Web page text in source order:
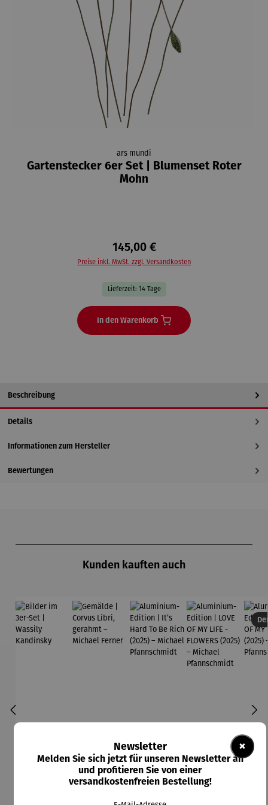
ars mundi
Gartenstecker 6er Set | Blumenset Roter
Mohn
145,00 €
Preise inkl. MwSt. zzgl. Versandkosten
Lieferzeit: 14 Tage
In den Warenkorb
Beschreibung
Details
Informationen zum Hersteller
Bewertungen
Kunden kauften auch
×
Newsletter
Melden Sie sich jetzt für unseren Newsletter an
und profitieren Sie von einer
versandkostenfreien Bestellung!